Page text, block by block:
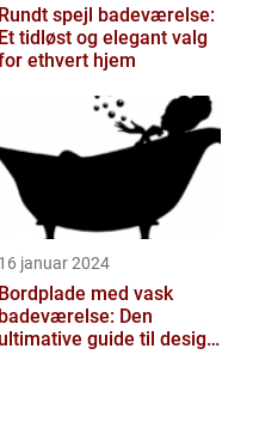
Rundt spejl badeværelse:
Et tidløst og elegant valg
ethvert hjem
16 januar 2024
Bordplade med vask
badeværelse: Den
ultimative guide til design